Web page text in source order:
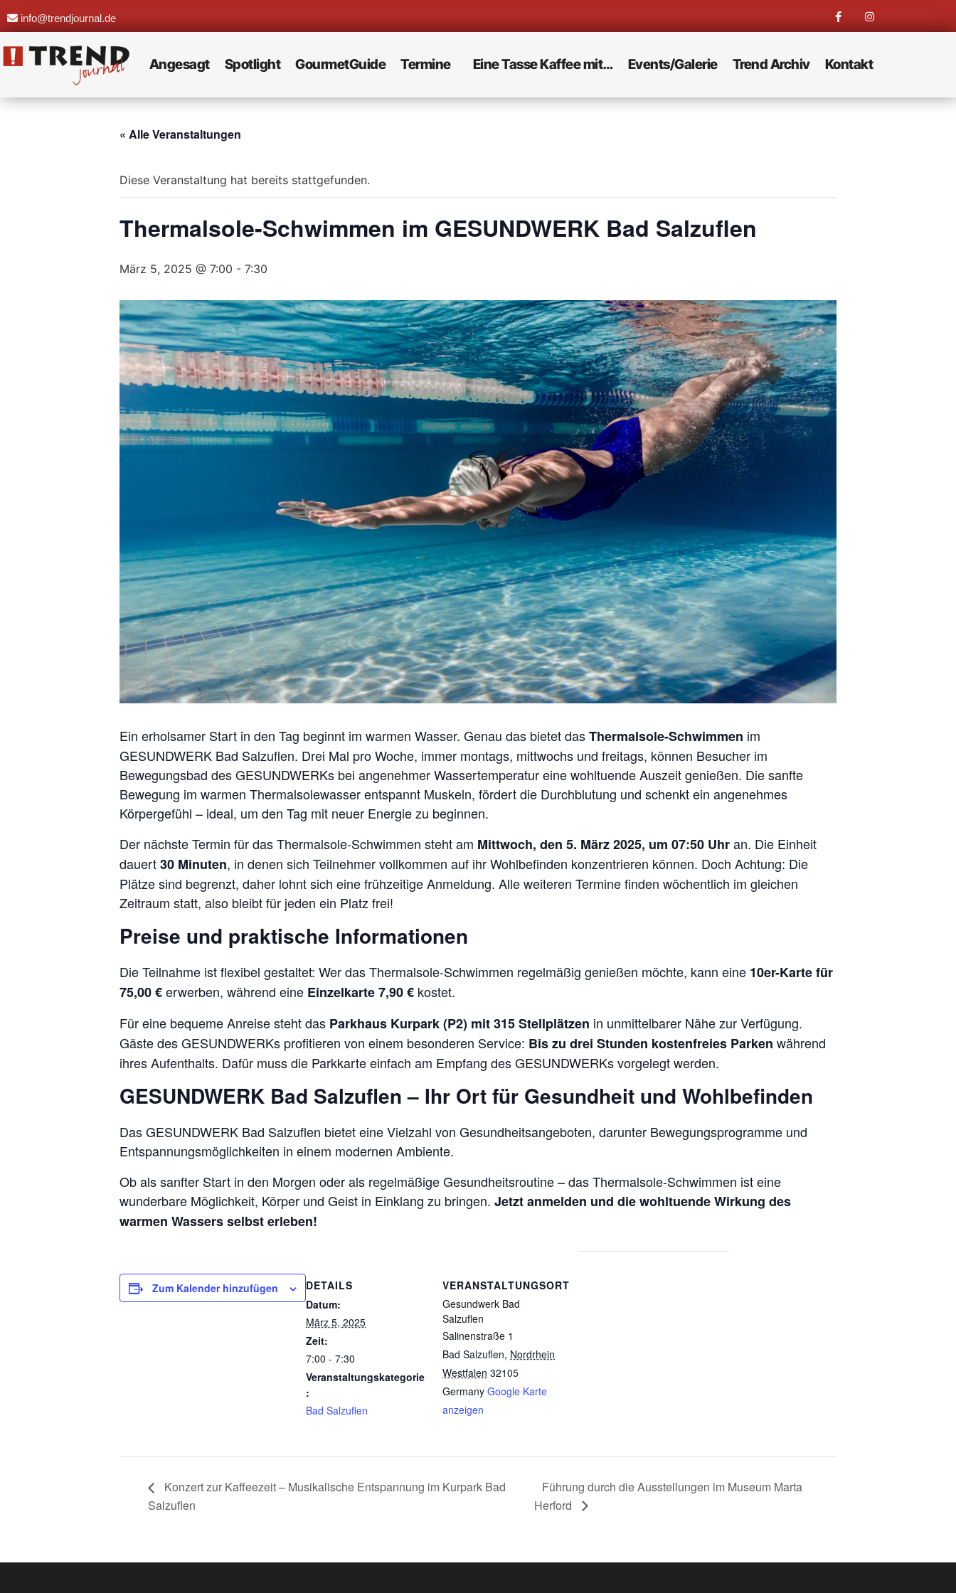
info@trendjournal.de
Angesagt Spotlight GourmetGuide Termine Eine Tasse Kaffee mit… Events/Galerie Trend Archiv Kontakt
« Alle Veranstaltungen
Diese Veranstaltung hat bereits stattgefunden.
Thermalsole-Schwimmen im GESUNDWERK Bad Salzuflen
März 5, 2025 @ 7:00 - 7:30
Ein erholsamer Start in den Tag beginnt im warmen Wasser. Genau das bietet dasThermalsole-Schwimmen im
GESUNDWERK Bad Salzuflen. Drei Mal pro Woche, immer montags, mittwochs und freitags, können Besucher im
Bewegungsbad des GESUNDWERKs bei angenehmer Wassertemperatur eine wohltuende Auszeit genießen. Die sanfte
Bewegung im warmen Thermalsolewasser entspannt Muskeln, fördert die Durchblutung und schenkt ein angenehmes
Körpergefühl – ideal, um den Tag mit neuer Energie zu beginnen.
Der nächste Termin für das Thermalsole-Schwimmen steht am Mittwoch, den 5. März 2025, um 07:50 Uhran. Die Einheit
dauert30 Minuten, in denen sich Teilnehmer vollkommen auf ihr Wohlbefinden konzentrieren können. Doch Achtung: Die
Plätze sind begrenzt, daher lohnt sich eine frühzeitige Anmeldung. Alle weiteren Termine finden wöchentlich im gleichen
Zeitraum statt, also bleibt für jeden ein Platz frei!
Preise und praktische Informationen
Die Teilnahme ist flexibel gestaltet: Wer das Thermalsole-Schwimmen regelmäßig genießen möchte, kann eine 10er-Karte für
75,00 €erwerben, während eine Einzelkarte 7,90 € kostet.
Für eine bequeme Anreise steht das Parkhaus Kurpark (P2) mit 315 Stellplätzen in unmittelbarer Nähe zur Verfügung.
Gäste des GESUNDWERKs profitieren von einem besonderen Service: Bis zu drei Stunden kostenfreies Parken während
ihres Aufenthalts. Dafür muss die Parkkarte einfach am Empfang des GESUNDWERKs vorgelegt werden.
GESUNDWERK Bad Salzuflen – Ihr Ort für Gesundheit und Wohlbefinden
Das GESUNDWERK Bad Salzuflen bietet eine Vielzahl von Gesundheitsangeboten, darunter Bewegungsprogramme und
Entspannungsmöglichkeiten in einem modernen Ambiente.
Ob als sanfter Start in den Morgen oder als regelmäßige Gesundheitsroutine – das Thermalsole-Schwimmen ist eine
wunderbare Möglichkeit, Körper und Geist in Einklang zu bringen. Jetzt anmelden und die wohltuende Wirkung des
warmen Wassers selbst erleben!
Zum Kalender hinzufügen
DETAILS
Datum:
März 5, 2025
Zeit:
7:00 - 7:30
Veranstaltungskategorie
:
Bad Salzuflen
VERANSTALTUNGSORT
Gesundwerk Bad
Salzuflen
Salinenstraße 1
Bad Salzuflen, Nordrhein
Westfalen 32105
Germany Google Karte
anzeigen
Konzert zur Kaffeezeit – Musikalische Entspannung im Kurpark Bad
Salzuflen
Führung durch die Ausstellungen im Museum Marta
Herford